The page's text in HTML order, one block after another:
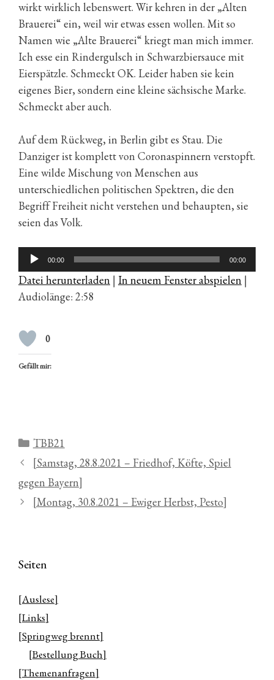
wirkt wirklich lebenswert. Wir kehren in der „Alten
Brauerei“ ein, weil wir etwas essen wollen. Mit so
Namen wie „Alte Brauerei“ kriegt man mich immer.
Ich esse ein Rindergulsch in Schwarzbiersauce mit
Eierspätzle. Schmeckt OK. Leider haben sie kein
eigenes Bier, sondern eine kleine sächsische Marke.
Schmeckt aber auch.
Auf dem Rückweg, in Berlin gibt es Stau. Die
Danziger ist komplett von Coronaspinnern verstopft.
Eine wilde Mischung von Menschen aus
unterschiedlichen politischen Spektren, die den
Begriff Freiheit nicht verstehen und behaupten, sie
seien das Volk.
Audio-
Player
00:00 00:00
Datei herunterladen | In neuem Fenster abspielen |
Audiolänge: 2:58
0
Gefällt mir:
Kategorien
TBB21
[Samstag, 28.8.2021 – Friedhof, Köfte, Spiel
gegen Bayern]
[Montag, 30.8.2021 – Ewiger Herbst, Pesto]
Seiten
[Auslese]
[Links]
[Springweg brennt]
[Bestellung Buch]
[Themenanfragen]